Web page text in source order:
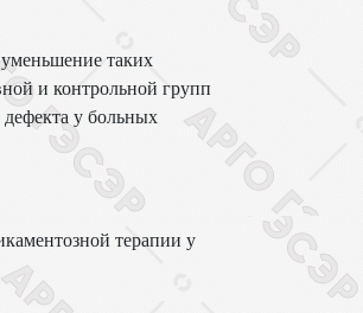
уменьшение таких
и контрольной групп
у больных
терапии у